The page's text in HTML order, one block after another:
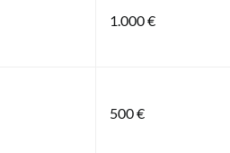
1.000 €
500 €